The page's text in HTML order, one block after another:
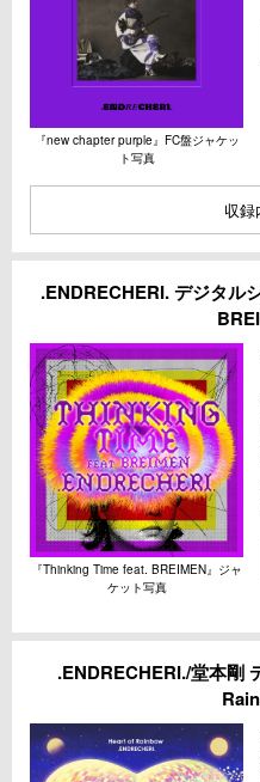
『new chapter purple』FC盤ジャケッ
ト写真
収録
.ENDRECHERI. デジタル
『Thinking Time feat. BREIMEN』ジャ
ケット写真
.ENDRECHERI./堂本剛